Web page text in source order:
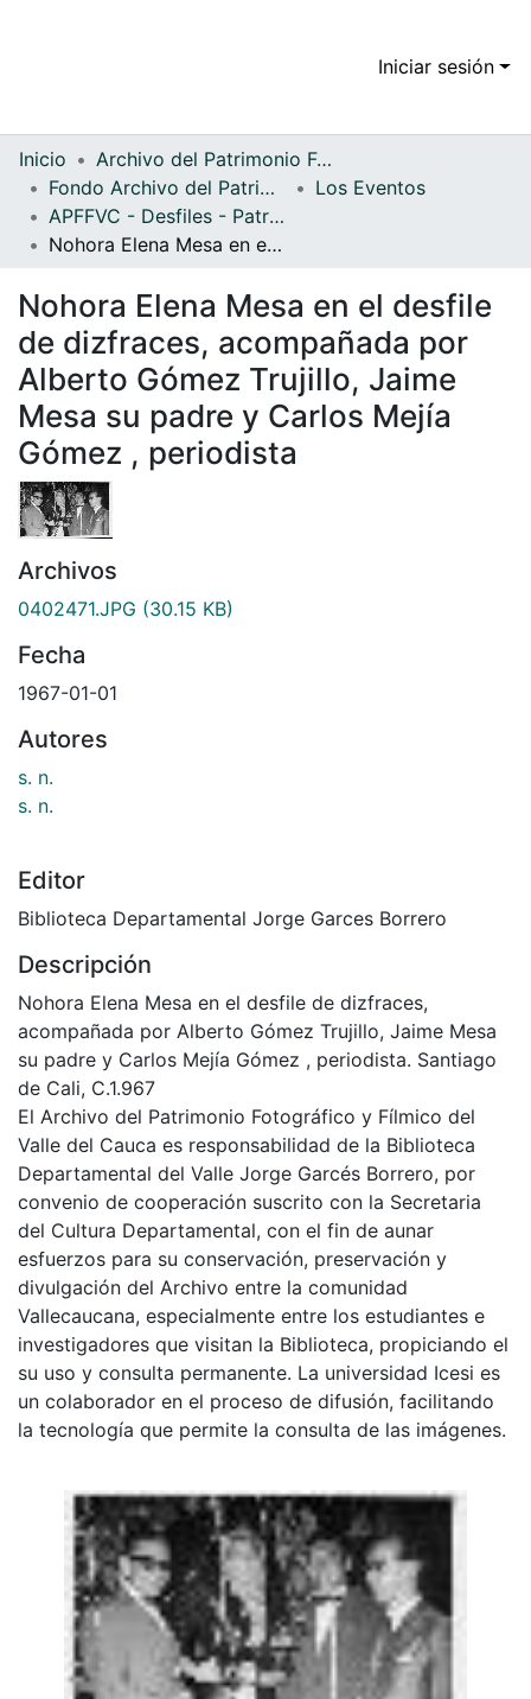
Todo DSpace
Estadísticas
Iniciar sesión
Inicio
Archivo del Patrimonio Fotográfico y Fílmico del Valle del Cauca
Fondo Archivo del Patrimonio Fotográfico y Fílmico del Valle del Cauca
Los Eventos
APFFVC - Desfiles - Patrimonial
Nohora Elena Mesa en el desfile de dizfraces, acompañada por Alberto Gómez Trujillo, Jaime Mesa su padre y Carlos Mejía Gómez , periodista
Nohora Elena Mesa en el desfile
de dizfraces, acompañada por
Alberto Gómez Trujillo, Jaime
Mesa su padre y Carlos Mejía
Gómez , periodista
Archivos
0402471.JPG (30.15 KB)
Fecha
1967-01-01
Autores
s. n.
s. n.
Editor
Biblioteca Departamental Jorge Garces Borrero
Descripción
Nohora Elena Mesa en el desfile de dizfraces,
acompañada por Alberto Gómez Trujillo, Jaime Mesa
su padre y Carlos Mejía Gómez , periodista. Santiago
de Cali, C.1.967
El Archivo del Patrimonio Fotográfico y Fílmico del
Valle del Cauca es responsabilidad de la Biblioteca
Departamental del Valle Jorge Garcés Borrero, por
convenio de cooperación suscrito con la Secretaria
del Cultura Departamental, con el fin de aunar
esfuerzos para su conservación, preservación y
divulgación del Archivo entre la comunidad
Vallecaucana, especialmente entre los estudiantes e
investigadores que visitan la Biblioteca, propiciando el
su uso y consulta permanente. La universidad Icesi es
un colaborador en el proceso de difusión, facilitando
la tecnología que permite la consulta de las imágenes.